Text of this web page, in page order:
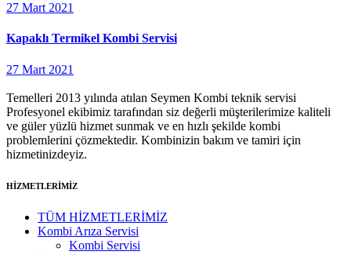
27 Mart 2021
Kapaklı Termikel Kombi Servisi
27 Mart 2021
Temelleri 2013 yılında atılan Seymen Kombi teknik servisi
Profesyonel ekibimiz tarafından siz değerli müşterilerimize kaliteli
ve güler yüzlü hizmet sunmak ve en hızlı şekilde kombi
problemlerini çözmektedir. Kombinizin bakım ve tamiri için
hizmetinizdeyiz.
HİZMETLERİMİZ
TÜM HİZMETLERİMİZ
Kombi Arıza Servisi
Kombi Servisi